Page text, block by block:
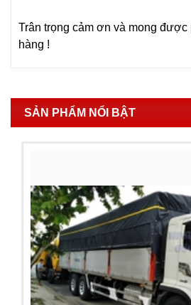
Trân trọng cảm ơn và mong được
hàng !
SẢN PHẨM NỔI BẬT